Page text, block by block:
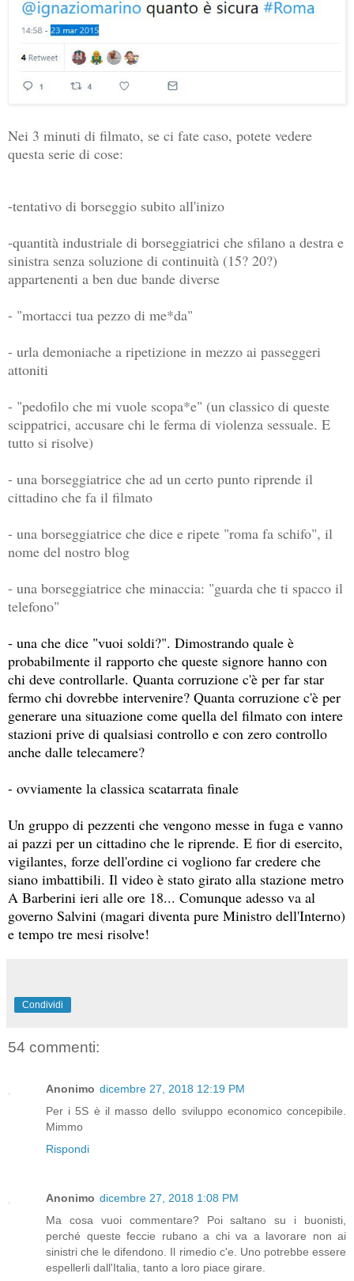
Nei 3 minuti di filmato, se ci fate caso, potete vedere
questa serie di cose:
-tentativo di borseggio subito all'inizo
-quantità industriale di borseggiatrici che sfilano a destra e
sinistra senza soluzione di continuità (15? 20?)
appartenenti a ben due bande diverse
- "mortacci tua pezzo di me*da"
- urla demoniache a ripetizione in mezzo ai passeggeri
attoniti
- "pedofilo che mi vuole scopa*e" (un classico di queste
scippatrici, accusare chi le ferma di violenza sessuale. E
tutto si risolve)
- una borseggiatrice che ad un certo punto riprende il
cittadino che fa il filmato
- una borseggiatrice che dice e ripete "roma fa schifo", il
nome del nostro blog
- una borseggiatrice che minaccia: "guarda che ti spacco il
telefono"
- una che dice "vuoi soldi?". Dimostrando quale è
probabilmente il rapporto che queste signore hanno con
chi deve controllarle. Quanta corruzione c'è per far star
fermo chi dovrebbe intervenire? Quanta corruzione c'è per
generare una situazione come quella del filmato con intere
stazioni prive di qualsiasi controllo e con zero controllo
anche dalle telecamere?
- ovviamente la classica scatarrata finale
Un gruppo di pezzenti che vengono messe in fuga e vanno
ai pazzi per un cittadino che le riprende. E fior di esercito,
vigilantes, forze dell'ordine ci vogliono far credere che
siano imbattibili. Il video è stato girato alla stazione metro
A Barberini ieri alle ore 18... Comunque adesso va al
governo Salvini (magari diventa pure Ministro dell'Interno)
e tempo tre mesi risolve!
Condividi
54 commenti:
Anonimo dicembre 27, 2018 12:19 PM
Per i 5S è il masso dello sviluppo economico concepibile.
Mimmo
Rispondi
Anonimo dicembre 27, 2018 1:08 PM
Ma cosa vuoi commentare? Poi saltano su i buonisti,
perché queste feccie rubano a chi va a lavorare non ai
sinistri che le difendono. Il rimedio c'e. Uno potrebbe essere
espellerli dall'Italia, tanto a loro piace girare.